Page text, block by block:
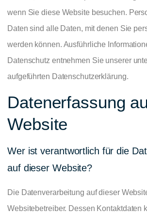
wenn Sie diese Website besuchen.
Daten sind alle Daten, mit denen Sie
werden können. Ausführliche
Datenschutz entnehmen Sie unserer
aufgeführten Datenschutzerklärung.
Datenerfassung
Website
Wer ist verantwortlich für die
auf dieser Website?
Die Datenverarbeitung auf dieser
Websitebetreiber. Dessen Kontaktdaten